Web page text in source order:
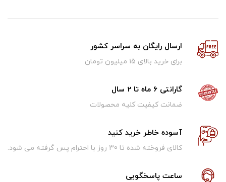
ارسال رایگان به سراسر کشور
برای خرید بالای ۱5 میلیون تومان
گارانتی 6 ماه تا 2 سال
ضمانت کیفیت کلیه محصولات
آسوده خاطر خرید کنید
کالای فروخته شده تا 30 روز با احترام پس گرفته می شود.
ساعت پاسخگویی